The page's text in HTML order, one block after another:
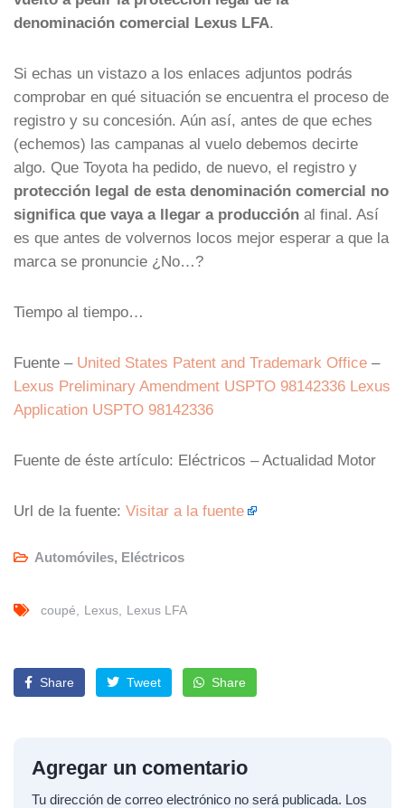
denominación comercial Lexus LFA.
Si echas un vistazo a los enlaces adjuntos podrás
comprobar en qué situación se encuentra el proceso de
registro y su concesión. Aún así, antes de que eches
(echemos) las campanas al vuelo debemos decirte
algo. Que Toyota ha pedido, de nuevo, el registro y
protección legal de esta denominación comercial no
significa que vaya a llegar a producción al final. Así
es que antes de volvernos locos mejor esperar a que la
marca se pronuncie ¿No…?
Tiempo al tiempo…
Fuente – United States Patent and Trademark Office –
Lexus Preliminary Amendment USPTO 98142336 Lexus
Application USPTO 98142336
Fuente de éste artículo: Eléctricos – Actualidad Motor
Url de la fuente: Visitar a la fuente
Automóviles, Eléctricos
coupé Lexus Lexus LFA
Share Tweet Share
Agregar un comentario
Tu dirección de correo electrónico no será publicada. Los